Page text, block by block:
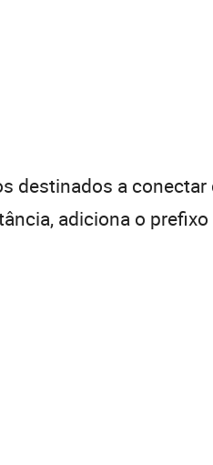
destinados a
adiciona o